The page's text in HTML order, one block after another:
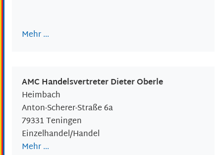
Mehr …
AMC Handelsvertreter Dieter Oberle
Heimbach
Anton-Scherer-Straße 6a
79331Teningen
Einzelhandel/Handel
Mehr …